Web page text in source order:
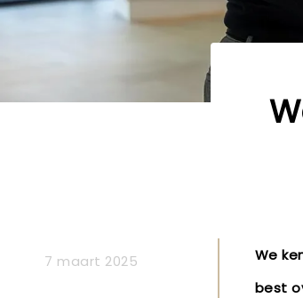
7 maart 2025
We
best